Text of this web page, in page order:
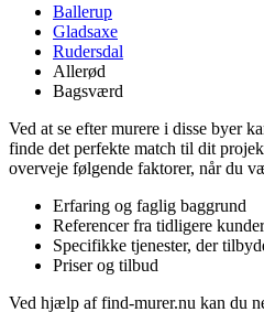
Ballerup
Gladsaxe
Rudersdal
Allerød
Bagsværd
Ved at se efter murere i disse byer
finde det perfekte match til dit
overveje følgende faktorer, når du
Erfaring og faglig baggrund
Referencer fra tidligere kunder
Specifikke tjenester, der
Priser og tilbud
Ved hjælp af find-murer.nu kan du